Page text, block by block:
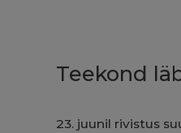
Teekond
23. juunil rivistus